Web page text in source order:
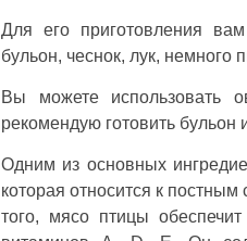
Для его приготовления
бульон, чеснок, лук,
Вы можете использовать
рекомендую готовить бульон
Одним из основных
которая относится к
того, мясо птицы